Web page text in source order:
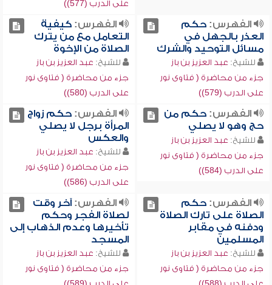
على الدرب (577))
الفهرس:حكم
العذر بالجهل في
مسائل التوحيد والشرك
للشيخ: عبد العزيز بن باز
جزء من محاضرة ( فتاوى نور
على الدرب (579))
الفهرس:كيفية
التعامل مع من يترك
الصلاة من الإخوة
للشيخ: عبد العزيز بن باز
جزء من محاضرة ( فتاوى نور
على الدرب (580))
الفهرس:حكم من
حج وهو لا يصلي
للشيخ: عبد العزيز بن باز
جزء من محاضرة ( فتاوى نور
على الدرب (584))
الفهرس:حكم زواج
المرأة برجل لا يصلي
والعكس
للشيخ: عبد العزيز بن باز
جزء من محاضرة ( فتاوى نور
على الدرب (586))
الفهرس:حكم
الصلاة على تارك الصلاة
ودفنه في مقابر
المسلمين
للشيخ: عبد العزيز بن باز
جزء من محاضرة ( فتاوى نور
الفهرس:آخر وقت
لصلاة الفجر وحكم
تأخيرها وعدم الذهاب إلى
المسجد
للشيخ: عبد العزيز بن باز
جزء من محاضرة ( فتاوى نور